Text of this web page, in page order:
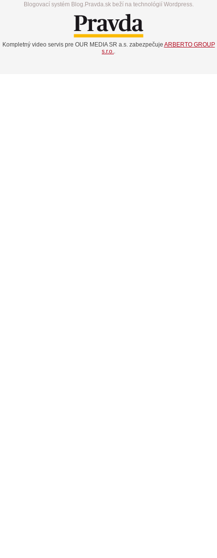
Blogovací systém Blog.Pravda.sk beží na technológií Wordpress.
Kompletný video servis pre OUR MEDIA SR a.s. zabezpečuje ARBERTO GROUP
s.r.o..